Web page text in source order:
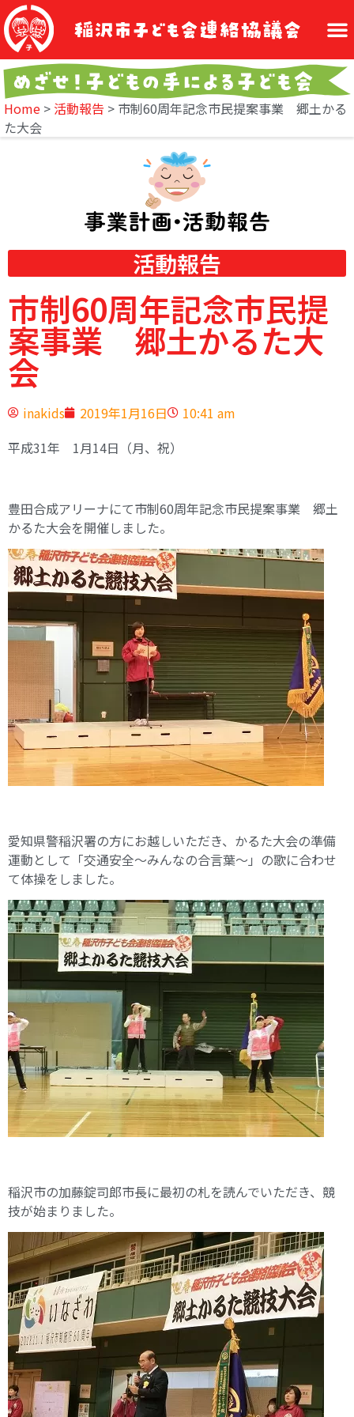
Home > 活動報告 > 市制60周年記念市民提案事業 郷土かる
た大会
活動報告
市制60周年記念市民提
案事業 郷土かるた大
会
inakids 2019年1月16日
10:41 am
平成31年 1月14日（月、祝）
豊田合成アリーナにて市制60周年記念市民提案事業 郷土
かるた大会を開催しました。
愛知県警稲沢署の方にお越しいただき、かるた大会の準備
運動として「交通安全～みんなの合言葉～」の歌に合わせ
て体操をしました。
稲沢市の加藤錠司郎市長に最初の札を読んでいただき、競
技が始まりました。